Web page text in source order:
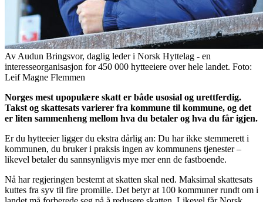
Av Audun Bringsvor, daglig leder i Norsk Hyttelag - en
interesseorganisasjon for 450 000 hytteeiere over hele landet. Foto:
Leif Magne Flemmen
Norges mest upopulære skatt er både usosial og urettferdig.
Takst og skattesats varierer fra kommune til kommune, og det
er liten sammenheng mellom hva du betaler og hva du får igjen.
Er du hytteeier ligger du ekstra dårlig an: Du har ikke stemmerett i
kommunen, du bruker i praksis ingen av kommunens tjenester –
likevel betaler du sannsynligvis mye mer enn de fastboende.
Nå har regjeringen bestemt at skatten skal ned. Maksimal skattesats
kuttes fra syv til fire promille. Det betyr at 100 kommuner rundt om i